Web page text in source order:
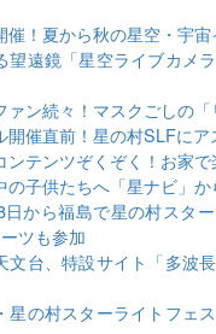
催！夏から秋の星空・宇
望遠鏡「星空ライブカメ
ァン続々！マスクごしの「
開催直前！星の村SLFに
ンテンツぞくぞく！お家で
の子供たちへ「星ナビ」か
日から福島で星の村スタ
ツも参加
文台、特設サイト「多波
星の村スターライトフェ